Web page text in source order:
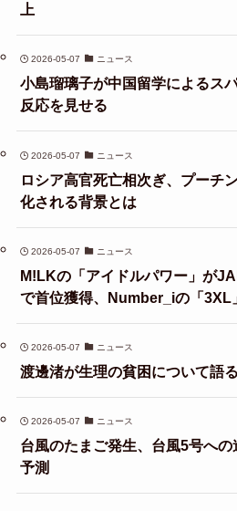
上
2026-05-07 ニュース
小島瑠璃子が中国留学によるス
反応を見せる
2026-05-07 ニュース
ロシア高官死亡相次ぎ、プーチ
化される背景とは
2026-05-07 ニュース
M!LKの「アイドルパワー」が
で首位獲得、Number_iの「3XL
2026-05-07 ニュース
渡邊渚が生理の貧困について語
2026-05-07 ニュース
台風のたまご発生、台風5号へ
予測